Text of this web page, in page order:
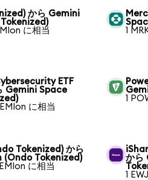
から Gemini
に相当
1
ETF
Gemini Space
に相当
1
Tokenized) から
(Ondo Tokenized)
に相当
から
1